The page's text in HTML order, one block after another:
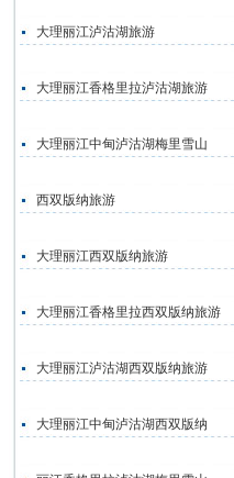
大理丽江泸沽湖旅游
大理丽江香格里拉泸沽湖旅游
大理丽江中甸泸沽湖梅里雪山
西双版纳旅游
大理丽江西双版纳旅游
大理丽江香格里拉西双版纳旅游
大理丽江泸沽湖西双版纳旅游
大理丽江中甸泸沽湖西双版纳